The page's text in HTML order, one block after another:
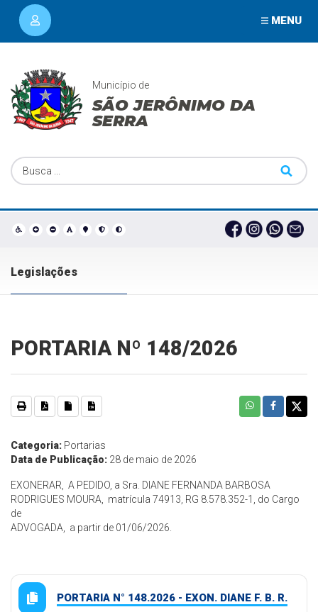
MENU
Município de
SÃO JERÔNIMO DA
SERRA
Legislações
PORTARIA Nº 148/2026
Categoria: Portarias
Data de Publicação: 28 de maio de 2026
EXONERAR, A PEDIDO, a Sra. DIANE FERNANDA BARBOSA
RODRIGUES MOURA, matrícula 74913, RG 8.578.352-1, do Cargo
de
ADVOGADA, a partir de 01/06/2026.
PORTARIA N° 148.2026 - EXON. DIANE F. B. R.